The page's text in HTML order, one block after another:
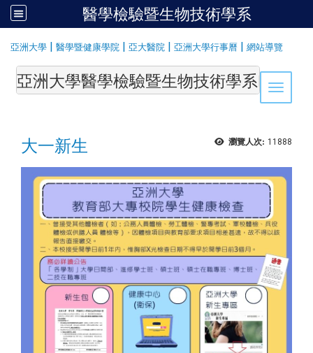
醫學檢驗暨生物技術學系
亞洲大學 | 醫學暨健康學院 | 亞大醫院 | 亞洲大學行事曆 | 網站導覽
Toggle
亞洲大學醫學檢驗暨生物技術學系
瀏覽人次: 11888
大一新生